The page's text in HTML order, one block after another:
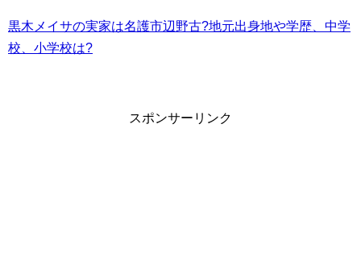
黒木メイサの実家は名護市辺野古?地元出身地や学歴、中学
校、小学校は?
スポンサーリンク